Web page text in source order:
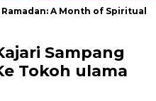
A Month of Spiritual
Sampang
Tokoh ulama